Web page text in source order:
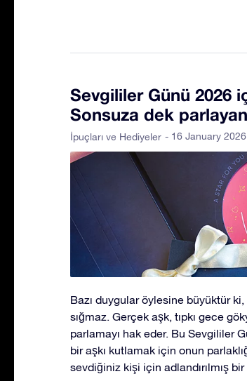
Sevgililer Günü 2026
Sonsuza dek
İpuçları ve Hediyeler - 16 January 2026
Bazı duygular öylesine büyüktür
sığmaz. Gerçek aşk, tıpkı gece
parlamayı hak eder. Bu Sevgililer
bir aşkı kutlamak için onun
sevdiğiniz kişi için adlandırılmış bir